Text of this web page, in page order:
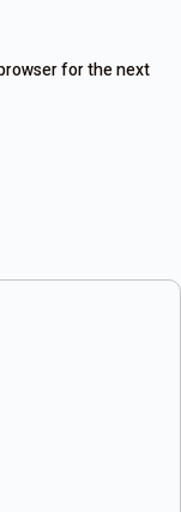
for the next